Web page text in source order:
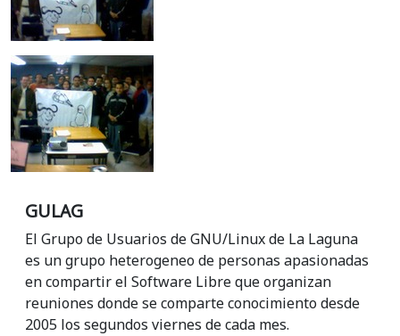
GULAG
El Grupo de Usuarios de GNU/Linux de La Laguna
es un grupo heterogeneo de personas apasionadas
en compartir el Software Libre que organizan
reuniones donde se comparte conocimiento desde
2005 los segundos viernes de cada mes.